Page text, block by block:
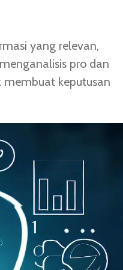
yang relevan,
pro dan
membuat keputusan